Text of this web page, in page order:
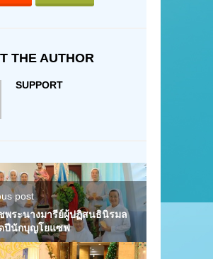
THE AUTHOR
SUPPORT
post
พระนางมารีย์ผู้ปฏิสนธินิรมล
ปีนักบุญโยแซฟ